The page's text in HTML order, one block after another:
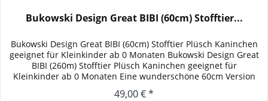
Bukowski Design Great BIBI (60cm) Stofftier...
Bukowski Design Great BIBI (60cm) Stofftier Plüsch Kaninchen
geeignet für Kleinkinder ab 0 Monaten Bukowski Design Great
BIBI (260m) Stofftier Plüsch Kaninchen geeignet für
Kleinkinder ab 0 Monaten Eine wunderschöne 60cm Version
49,00 € *